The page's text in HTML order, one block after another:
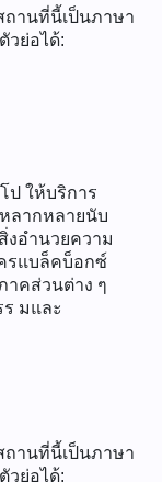
ถานที่นี้เป็นภาษา
วย่อได้:
ป ให้บริการ
ลากหลายนับ
งอำนวยความ
รแบล็คบ็อกซ์
าคส่วนต่าง ๆ
มและ
ถานที่นี้เป็นภาษา
วย่อได้: